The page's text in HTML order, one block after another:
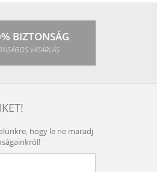
BIZTONSÁG
VÁSÁRLÁS
hogy le ne maradj